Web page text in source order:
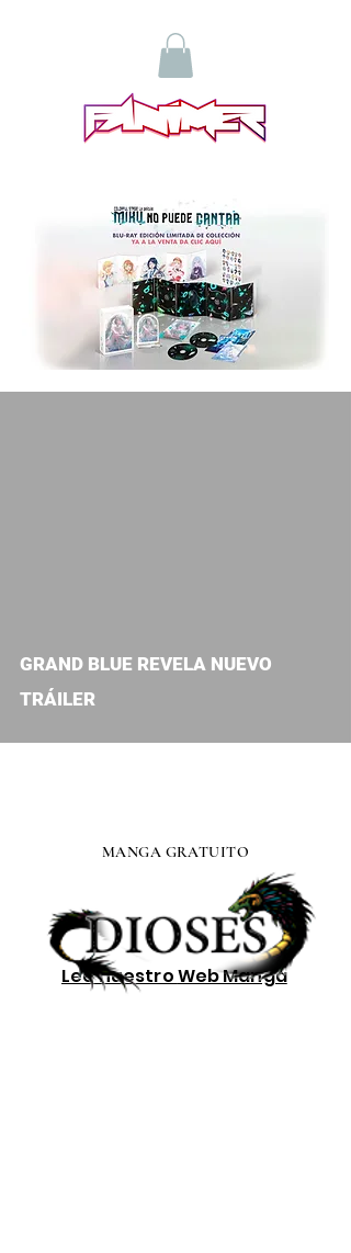
GRAND BLUE REVELA NUEVO
TRÁILER
Lee nuestroWeb Manga
MANGA GRATUITO